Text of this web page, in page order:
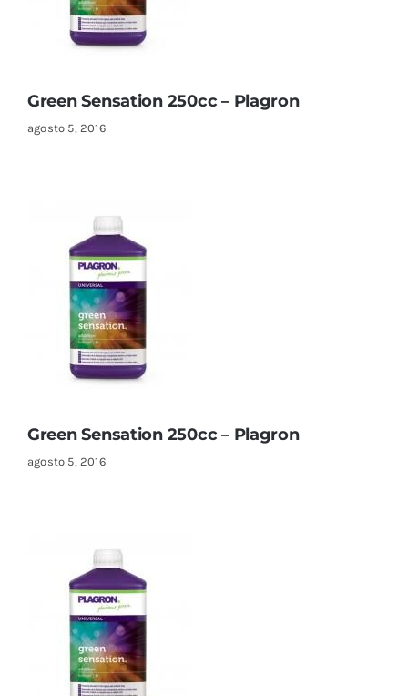
Green Sensation 250cc – Plagron
agosto 5, 2016
Green Sensation 250cc – Plagron
agosto 5, 2016